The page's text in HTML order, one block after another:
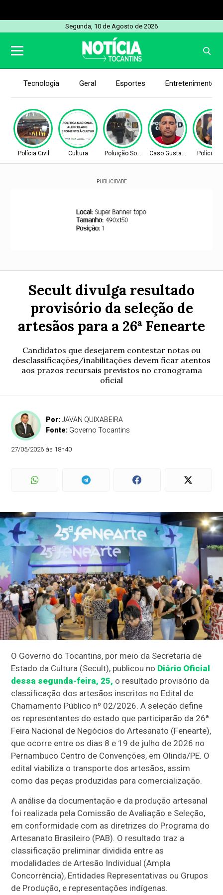
Segunda, 10 de Agosto de 2026
Tecnologia Geral Esportes Entretenimento
Polícia Civil Cultura Poluição SonoraCaso Gustavo Veloso
Polícia
PUBLICIDADE
Secult divulga resultado
provisório da seleção de
artesãos para a 26ª Fenearte
Candidatos que desejarem contestar notas ou
desclassificações/inabilitações devem ficar atentos
aos prazos recursais previstos no cronograma
oficial
Por:JAVAN QUIXABEIRA
Fonte: Governo Tocantins
27/05/2026 às 18h40
O Governo do Tocantins, por meio da Secretaria de
Estado da Cultura (Secult), publicou no Diário Oficial
dessa segunda-feira, 25, o resultado provisório da
classificação dos artesãos inscritos no Edital de
Chamamento Público nº 02/2026. A seleção define
os representantes do estado que participarão da 26ª
Feira Nacional de Negócios do Artesanato (Fenearte),
que ocorre entre os dias 8 e 19 de julho de 2026 no
Pernambuco Centro de Convenções, em Olinda/PE. O
edital viabiliza o transporte dos artesãos, assim
como das peças produzidas para comercialização.
A análise da documentação e da produção artesanal
foi realizada pela Comissão de Avaliação e Seleção,
em conformidade com as diretrizes do Programa do
Artesanato Brasileiro (PAB). O resultado traz a
classificação preliminar dividida entre as
modalidades de Artesão Individual (Ampla
Concorrência), Entidades Representativas ou Grupos
de Produção, e representações indígenas.